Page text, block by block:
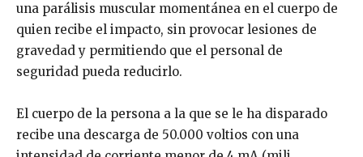
una parálisis muscular momentánea en el cuerpo de
quien recibe el impacto, sin provocar lesiones de
gravedad y permitiendo que el personal de
seguridad pueda reducirlo.
El cuerpo de la persona a la que se le ha disparado
recibe una descarga de 50.000 voltios con una